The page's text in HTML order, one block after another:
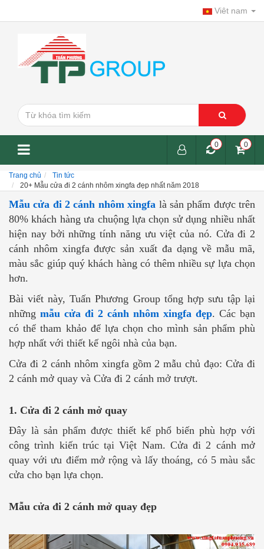
Viêt nam
0
0
Trang chủ
Tin tức
20+ Mẫu cửa đi 2 cánh nhôm xingfa đẹp nhất năm 2018
Mẫu cửa đi 2 cánh nhôm xingfa là sản phẩm được trên
80% khách hàng ưa chuộng lựa chọn sử dụng nhiều nhất
hiện nay bởi những tính năng ưu việt của nó. Cửa đi 2
cánh nhôm xingfa được sản xuất đa dạng về mẫu mã,
màu sắc giúp quý khách hàng có thêm nhiều sự lựa chọn
hơn.
Bài viết này, Tuấn Phương Group tổng hợp sưu tập lại
những mẫu cửa đi 2 cánh nhôm xingfa đẹp. Các bạn
có thể tham khảo để lựa chọn cho mình sản phẩm phù
hợp nhất với thiết kế ngôi nhà của bạn.
Cửa đi 2 cánh nhôm xingfa gồm 2 mẫu chủ đạo: Cửa đi
2 cánh mở quay và Cửa đi 2 cánh mở trượt.
1. Cửa đi 2 cánh mở quay
Đây là sản phẩm được thiết kế phổ biến phù hợp với
công trình kiến trúc tại Việt Nam. Cửa đi 2 cánh mở
quay với ưu điểm mở rộng và lấy thoáng, có 5 màu sắc
cửa cho bạn lựa chọn.
Mẫu cửa đi 2 cánh mở quay đẹp